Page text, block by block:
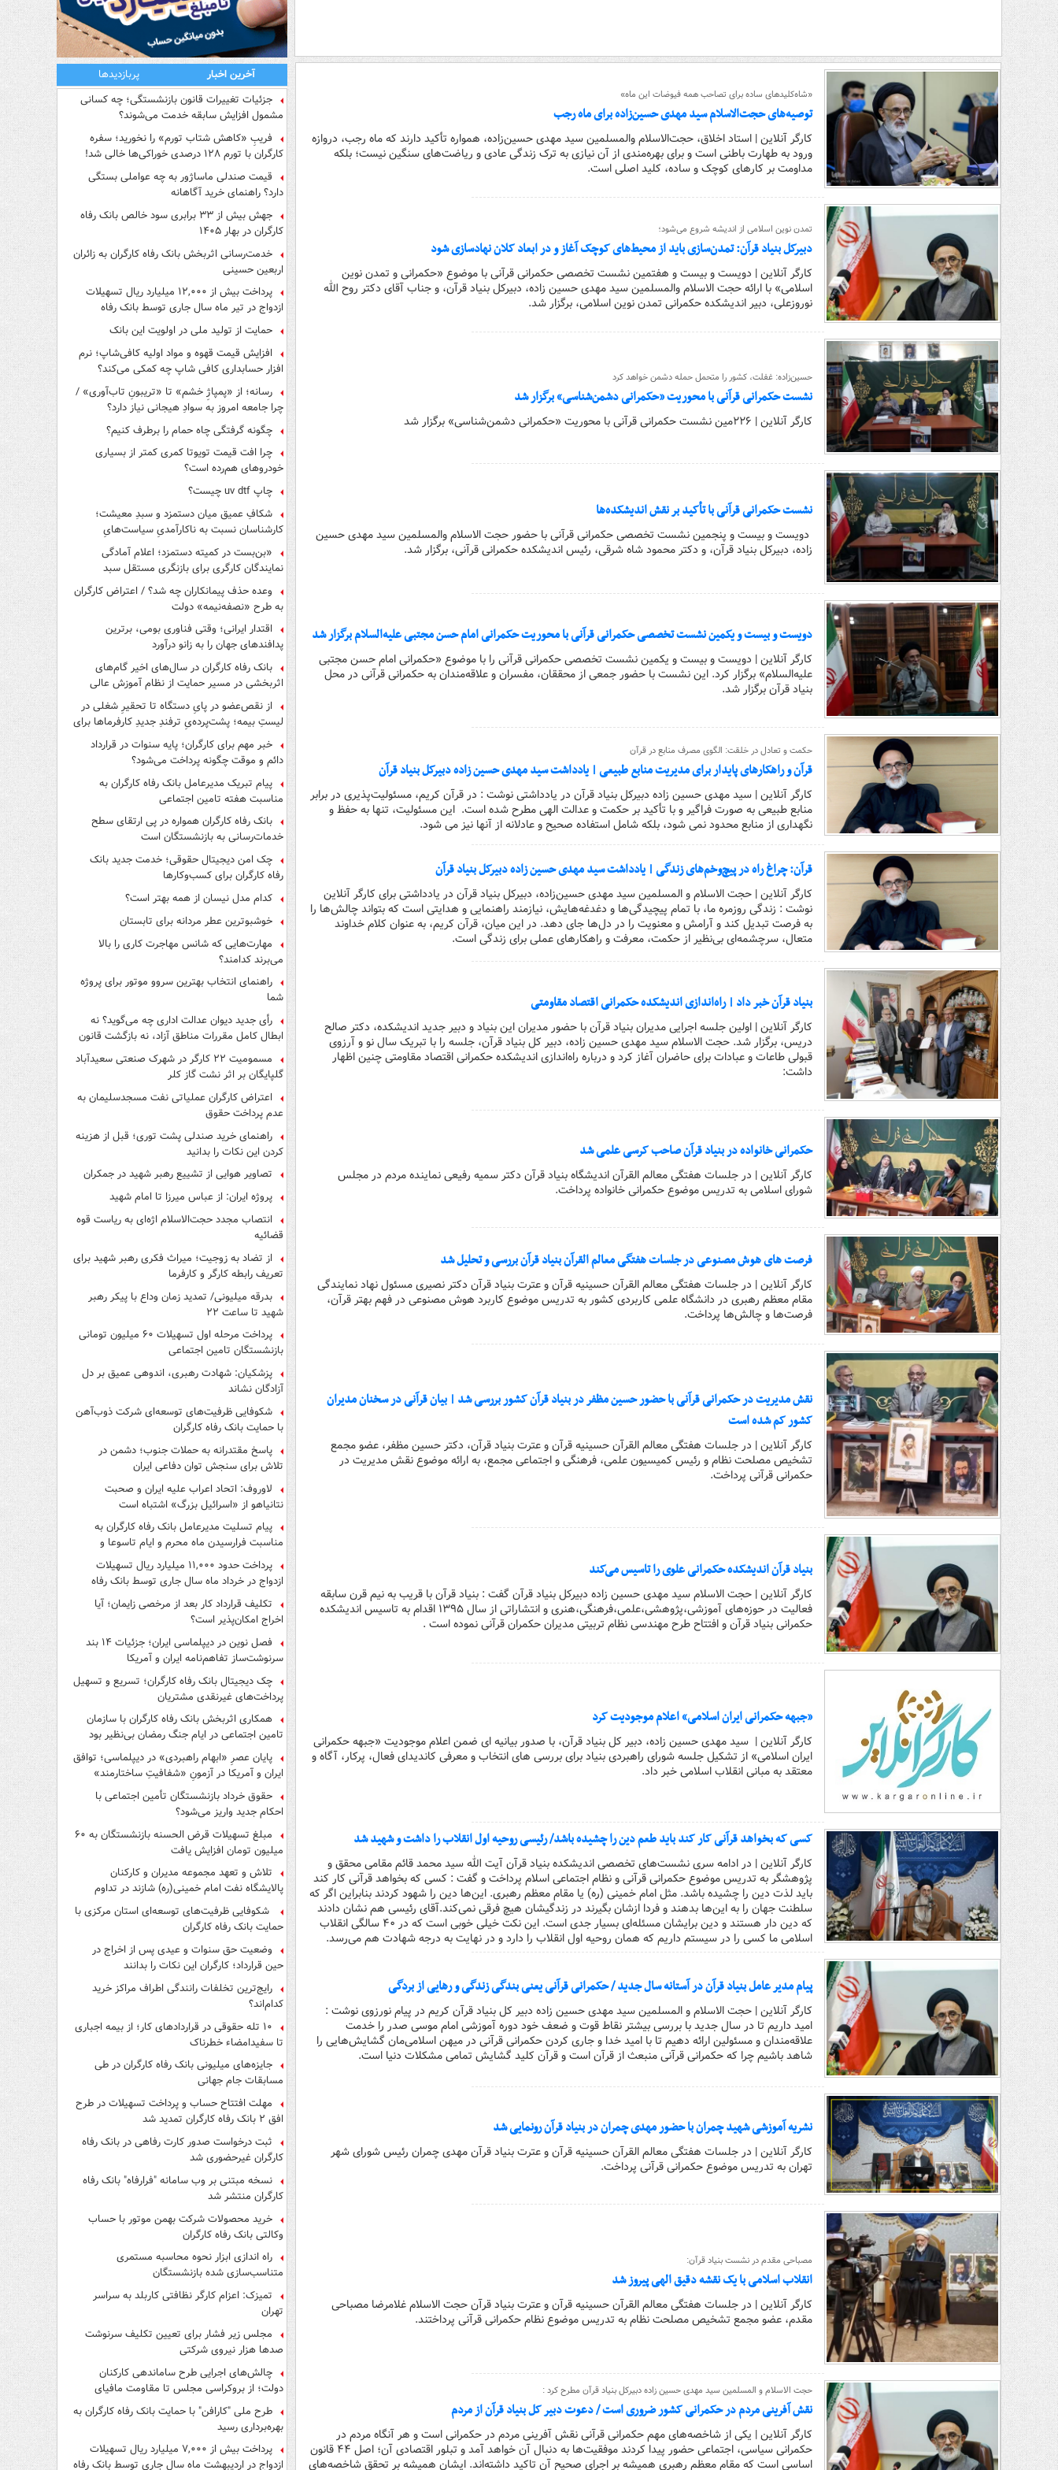
«شاه‌کلیدهای ساده برای تصاحب همه فیوضات این ماه»
توصیه‌های حجت‌الاسلام سید مهدی حسین‌زاده برای ماه رجب
کارگر آنلاین | استاد اخلاق، حجت‌الاسلام والمسلمین سید مهدی حسین‌زاده، همواره تأکید دارند که ماه رجب، دروازه
ورود به طهارت باطنی است و برای بهره‌مندی از آن نیازی به ترک زندگی عادی و ریاضت‌های سنگین نیست؛ بلکه
مداومت بر کارهای کوچک و ساده، کلید اصلی است.
تمدن نوین اسلامی از اندیشه شروع می‌شود؛
دبیرکل بنیاد قرآن: تمدن‌سازی باید از محیط‌های کوچک آغاز و در ابعاد کلان نهادسازی شود
کارگر آنلاین | دویست و بیست و هفتمین نشست تخصصی حکمرانی قرآنی با موضوع «حکمرانی و تمدن نوین
اسلامی» با ارائه حجت الاسلام والمسلمین سید مهدی حسین زاده، دبیرکل بنیاد قرآن، و جناب آقای دکتر روح الله
نوروزعلی، دبیر اندیشکده حکمرانی تمدن نوین اسلامی، برگزار شد.
حسین‌زاده: غفلت، کشور را متحمل حمله دشمن خواهد کرد
نشست حکمرانی قرآنی با محوریت «حکمرانی دشمن‌شناسی» برگزار شد
کارگر آنلاین | ۲۲۶مین نشست حکمرانی قرآنی با محوریت «حکمرانی دشمن‌شناسی» برگزار شد
نشست حکمرانی قرآنی با تأکید بر نقش اندیشکده‌ها
دویست و بیست و پنجمین نشست تخصصی حکمرانی قرآنی با حضور حجت الاسلام والمسلمین سید مهدی حسین
زاده، دبیرکل بنیاد قرآن، و دکتر محمود شاه شرقی، رئیس اندیشکده حکمرانی قرآنی، برگزار شد.
دویست و بیست و یکمین نشست تخصصی حکمرانی قرآنی با محوریت حکمرانی امام حسن مجتبی علیه‌السلام برگزار شد
کارگر آنلاین | دویست و بیست و یکمین نشست تخصصی حکمرانی قرآنی را با موضوع «حکمرانی امام حسن مجتبی
علیه‌السلام» برگزار کرد. این نشست با حضور جمعی از محققان، مفسران و علاقه‌مندان به حکمرانی قرآنی در محل
بنیاد قرآن برگزار شد.
حکمت و تعادل در خلقت: الگوی مصرف منابع در قرآن
قرآن و راهکارهای پایدار برای مدیریت منابع طبیعی | یادداشت سید مهدی حسین زاده دبیرکل بنیاد قرآن
کارگر آنلاین | سید مهدی حسین زاده دبیرکل بنیاد قرآن در یادداشتی نوشت : در قرآن کریم، مسئولیت‌پذیری در برابر
منابع طبیعی به صورت فراگیر و با تأکید بر حکمت و عدالت الهی مطرح شده است. این مسئولیت، تنها به حفظ و
نگهداری از منابع محدود نمی شود، بلکه شامل استفاده صحیح و عادلانه از آنها نیز می شود.
قرآن: چراغ راه در پیچ‌وخم‌های زندگی | یادداشت سید مهدی حسین زاده دبیرکل بنیاد قرآن
کارگر آنلاین | حجت الاسلام و المسلمین سید مهدی حسین‌زاده، دبیرکل بنیاد قرآن در یادداشتی برای کارگر آنلاین
نوشت : زندگی روزمره ما، با تمام پیچیدگی‌ها و دغدغه‌هایش، نیازمند راهنمایی و هدایتی است که بتواند چالش‌ها را
به فرصت تبدیل کند و آرامش و معنویت را در دل‌ها جای دهد. در این میان، قرآن کریم، به عنوان کلام خداوند
متعال، سرچشمه‌ای بی‌نظیر از حکمت، معرفت و راهکارهای عملی برای زندگی است.
بنیاد قرآن خبر داد | راه‌اندازی اندیشکده حکمرانی اقتصاد مقاومتی
کارگر آنلاین | اولین جلسه اجرایی مدیران بنیاد قرآن با حضور مدیران این بنیاد و دبیر جدید اندیشکده، دکتر صالح
دریس، برگزار شد. حجت الاسلام سید مهدی حسین زاده، دبیر کل بنیاد قرآن، جلسه را با تبریک سال نو و آرزوی
قبولی طاعات و عبادات برای حاضران آغاز کرد و درباره راه‌اندازی اندیشکده حکمرانی اقتصاد مقاومتی چنین اظهار
داشت:
حکمرانی خانواده در بنیاد قرآن صاحب کرسی علمی شد
کارگر آنلاین | در جلسات هفتگی معالم القرآن اندیشگاه بنیاد قرآن دکتر سمیه رفیعی نماینده مردم در مجلس
شورای اسلامی به تدریس موضوع حکمرانی خانواده پرداخت.
فرصت های هوش مصنوعی در جلسات هفتگی معالم القرآن بنیاد قرآن بررسی و تحلیل شد
کارگر آنلاین | در جلسات هفتگی معالم القرآن حسینیه قرآن و عترت بنیاد قرآن دکتر نصیری مسئول نهاد نمایندگی
مقام معظم رهبری در دانشگاه علمی کاربردی کشور به تدریس موضوع کاربرد هوش مصنوعی در فهم بهتر قرآن،
فرصت‌ها و چالش‌ها پرداخت.
نقش مدیریت در حکمرانی قرآنی با حضور حسین مظفر در بنیاد قرآن کشور بررسی شد | بیان قرآنی در سخنان مدیران
کشور کم شده است
کارگر آنلاین | در جلسات هفتگی معالم القرآن حسینیه قرآن و عترت بنیاد قرآن، دکتر حسین مظفر، عضو مجمع
تشخیص مصلحت نظام و رئیس کمیسیون علمی، فرهنگی و اجتماعی مجمع، به ارائه موضوع نقش مدیریت در
حکمرانی قرآنی پرداخت.
بنیاد قرآن اندیشکده حکمرانی علوی را تاسیس می‌کند
کارگر آنلاین | حجت الاسلام سید مهدی حسین زاده دبیرکل بنیاد قرآن گفت : بنیاد قرآن با قریب به نیم قرن سابقه
فعالیت در حوزه‌های آموزشی،پژوهشی،علمی،فرهنگی،هنری و انتشاراتی از سال ۱۳۹۵ اقدام به تاسیس اندیشکده
حکمرانی بنیاد قرآن و افتتاح طرح مهندسی نظام تربیتی مدیران حکمران قرآنی نموده است .
«جبهه حکمرانی ایران اسلامی» اعلام موجودیت کرد
کارگر آنلاین | سید مهدی حسین زاده، دبیر کل بنیاد قرآن، با صدور بیانیه ای ضمن اعلام موجودیت «جبهه حکمرانی
ایران اسلامی» از تشکیل جلسه شورای راهبردی بنیاد برای بررسی های انتخاب و معرفی کاندیدای فعال، پرکار، آگاه و
معتقد به مبانی انقلاب اسلامی خبر داد.
کسی که بخواهد قرآنی کار کند باید طعم دین را چشیده باشد/ رئیسی روحیه اول انقلاب را داشت و شهید شد
کارگر آنلاین | در ادامه سری نشست‌های تخصصی اندیشکده بنیاد قرآن آیت الله سید محمد قائم مقامی محقق و
پژوهشگر به تدریس موضوع حکمرانی قرآنی و نظام اجتماعی اسلام پرداخت و گفت : کسی که بخواهد قرآنی کار کند
باید لذت دین را چشیده باشد. مثل امام خمینی (ره) یا مقام معظم رهبری. این‌ها دین را شهود کردند بنابراین اگر که
سلطنت جهان را به این‌ها بدهند و فردا ازشان بگیرند در زندگیشان هیچ فرقی نمی‌کند.آقای رئیسی هم نشان دادند
که دین دار هستند و دین برایشان مسئله‌ای بسیار جدی است. این نکت خیلی خوبی است که در ۴۰ سالگی انقلاب
اسلامی ما کسی را در سیستم داریم که همان روحیه اول انقلاب را دارد و در نهایت به درجه شهادت هم می‌رسد.
پیام مدیر عامل بنیاد قرآن در آستانه سال جدید / حکمرانی قرآنی یعنی بندگی زندگی و رهایی از بردگی
کارگر آنلاین | حجت الاسلام و المسلمین سید مهدی حسین زاده دبیر کل بنیاد قرآن کریم در پیام نورزوی نوشت :
امید داریم تا در سال جدید با بررسی بیشتر نقاط قوت و ضعف خود دوره آموزشی امام موسی صدر را خدمت
علاقه‌مندان و مسئولین ارائه دهیم تا با امید خدا و جاری کردن حکمرانی قرآنی در میهن اسلامی‌مان گشایش‌هایی را
شاهد باشیم چرا که حکمرانی قرآنی منبعث از قرآن است و قرآن کلید گشایش تمامی مشکلات دنیا است.
نشریه آموزشی شهید چمران با حضور مهدی چمران در بنیاد قرآن رونمایی شد
کارگر آنلاین | در جلسات هفتگی معالم القرآن حسینیه قرآن و عترت بنیاد قرآن مهدی چمران رئیس شورای شهر
تهران به تدریس موضوع حکمرانی قرآنی پرداخت.
مصباحی مقدم در نشست بنیاد قرآن:
انقلاب اسلامی با یک نقشه دقیق الهی پیروز شد
کارگر آنلاین | در جلسات هفتگی معالم القرآن حسینیه قرآن و عترت بنیاد قرآن حجت الاسلام غلامرضا مصباحی
مقدم، عضو مجمع تشخیص مصلحت نظام به تدریس موضوع نظام حکمرانی قرآنی پرداختند.
حجت الاسلام و المسلمین سید مهدی حسین زاده دبیرکل بنیاد قرآن مطرح کرد :
نقش آفرینی مردم در حکمرانی کشور ضروری است / دعوت دبیر کل بنیاد قرآن از مردم
کارگر آنلاین | یکی از شاخصه‌های مهم حکمرانی قرآنی نقش آفرینی مردم در حکمرانی است و هر آنگاه مردم در
حکمرانی سیاسی، اجتماعی حضور پیدا کردند موفقیت‌ها به دنبال آن خواهد آمد و تبلور اقتصادی آن؛ اصل ۴۴ قانون
اساسی است که مقام معظم رهبری همیشه بر اجرای صحیح آن تاکید داشته‌اند. ایشان همیشه بر تحقق شاخصه‌های
آخرین اخبار
پربازدیدها
جزئیات تغییرات قانون بازنشستگی؛ چه کسانی
مشمول افزایش سابقه خدمت می‌شوند؟
فریبِ «کاهش شتاب تورم» را نخورید؛ سفره
کارگران با تورم ۱۲۸ درصدی خوراکی‌ها خالی شد!
قیمت صندلی ماساژور به چه عواملی بستگی
دارد؟ راهنمای خرید آگاهانه
جهش بیش از ۳۳ برابری سود خالص بانک رفاه
کارگران در بهار ۱۴۰۵
خدمت‌رسانی اثربخش بانک رفاه کارگران به زائران
اربعین حسینی
پرداخت بیش از ۱۲,۰۰۰ میلیارد ریال تسهیلات
ازدواج در تیر ماه سال جاری توسط بانک رفاه
کارگران
حمایت از تولید ملی در اولویت این بانک
افزایش قیمت قهوه و مواد اولیه کافی‌شاپ؛ نرم
افزار حسابداری کافی شاپ چه کمکی می‌کند؟
رسانه؛ از «پمپاژِ خشم» تا «تریبونِ تاب‌آوری» /
چرا جامعه امروز به سوادِ هیجانی نیاز دارد؟
چگونه گرفتگی چاه حمام را برطرف کنیم؟
چرا افت قیمت تویوتا کمری کمتر از بسیاری
خودروهای هم‌رده است؟
چاپ uv dtf چیست؟
شکافِ عمیق میان دستمزد و سبدِ معیشت؛
کارشناسان نسبت به ناکارآمدیِ سیاست‌هایِ
حمایتی هشدار دادند
«بن‌بست در کمیته دستمزد؛ اعلام آمادگی
نمایندگان کارگری برای بازنگری مستقل سبد
وعده حذف پیمانکاران چه شد؟ / اعتراض کارگران
به طرح «نصفه‌نیمه» دولت
اقتدار ایرانی؛ وقتی فناوری بومی، برترین
پدافندهای جهان را به زانو درآورد
بانک رفاه کارگران در سال‌های اخیر گام‌های
اثربخشی در مسیر حمایت از نظام آموزش عالی
برداشته است
از نقص‌عضو در پایِ دستگاه تا تحقیرِ شغلی در
لیستِ بیمه؛ پشت‌پرده‌یِ ترفندِ جدیدِ کارفرماها برای
فرار از قانون چیست؟
خبر مهم برای کارگران؛ پایه سنوات در قرارداد
دائم و موقت چگونه پرداخت می‌شود؟
پیام تبریک مدیرعامل بانک رفاه کارگران به
مناسبت هفته تامین اجتماعی
بانک رفاه کارگران همواره در پی ارتقای سطح
خدمات‌رسانی به بازنشستگان است
چک امن دیجیتال حقوقی؛ خدمت جدید بانک
رفاه کارگران برای کسب‌وکارها
کدام مدل نیسان از همه بهتر است؟
خوشبوترین عطر مردانه برای تابستان
مهارت‌هایی که شانس مهاجرت کاری را بالا
می‌برند کدامند؟
راهنمای انتخاب بهترین سروو موتور برای پروژه
شما
رأی جدید دیوان عدالت اداری چه می‌گوید؟ نه
ابطال کامل مقررات مناطق آزاد، نه بازگشت قانون
مسمومیت ۲۲ کارگر در شهرک صنعتی سعیدآباد
گلپایگان بر اثر نشت گاز کلر
اعتراض کارگران عملیاتی نفت مسجدسلیمان به
عدم پرداخت حقوق
راهنمای خرید صندلی پشت توری؛ قبل از هزینه
کردن این نکات را بدانید
تصاویر هوایی از تشییع رهبر شهید در جمکران
پروژه ایران: از عباس میرزا تا امام شهید
انتصاب مجدد حجت‌الاسلام اژه‌ای به ریاست قوه‌
قضائیه
از تضاد به زوجیت؛ میراث فکری رهبر شهید برای
تعریف رابطه کارگر و کارفرما
بدرقه میلیونی/ تمدید زمان وداع با پیکر رهبر
شهید تا ساعت ۲۲
پرداخت مرحله اول تسهیلات ۶۰ میلیون تومانی
بازنشستگان تامین اجتماعی
پزشکیان: شهادت رهبری، اندوهی عمیق بر دل
آزادگان نشاند
شکوفایی ظرفیت‌های توسعه‌ای شرکت ذوب‌آهن
با حمایت‌ بانک رفاه کارگران
پاسخ مقتدرانه به حملات جنوب؛ دشمن در
تلاش برای سنجش توان دفاعی ایران
لاوروف: اتحاد اعراب علیه ایران و صحبت
نتانیاهو از «اسرائیل بزرگ» اشتباه است
پیام تسلیت مدیرعامل بانک رفاه کارگران به
مناسبت فرارسیدن ماه محرم و ایام تاسوعا و
عاشورای حسینی
پرداخت حدود ۱۱,۰۰۰ میلیارد ریال تسهیلات
ازدواج در خرداد ماه سال جاری توسط بانک رفاه
کارگران
تکلیف قرارداد کار بعد از مرخصی زایمان؛ آیا
اخراج امکان‌پذیر است؟
فصل نوین در دیپلماسی ایران؛ جزئیات ۱۴ بند
سرنوشت‌ساز تفاهم‌نامه ایران و آمریکا
چک دیجیتال بانک رفاه کارگران؛ تسریع و تسهیل
پرداخت‌های غیرنقدی مشتریان
همکاری اثربخش بانک رفاه کارگران با سازمان
تامین اجتماعی در ایام جنگ رمضان بی‌نظیر بود
پایان عصرِ «ابهام راهبردی» در دیپلماسی؛ توافق
ایران و آمریکا در آزمونِ «شفافیتِ ساختارمند»
حقوق خرداد بازنشستگان تأمین اجتماعی با
احکام جدید واریز می‌شود؟
مبلغ تسهیلات قرض الحسنه بازنشستگان به ۶۰
میلیون تومان افزایش یافت
تلاش و تعهد مجموعه مدیران و کارکنان
پالایشگاه نفت امام خمینی(ره) شازند در تداوم
تولید در ایام جنگ رمضان، شایسته قدردانی است
شکوفایی ظرفیت‌های توسعه‌ای استان مرکزی با
حمایت بانک رفاه کارگران
وضعیت حق سنوات و عیدی پس از اخراج در
حین قرارداد؛ کارگران این نکات را بدانند
رایج‌ترین تخلفات رانندگی اطراف مراکز خرید
کدام‌اند؟
۱۰ تله حقوقی در قراردادهای کار؛ از بیمه اجباری
تا سفیدامضاء خطرناک
جایزه‌های میلیونی بانک رفاه کارگران در طی
مسابقات جام جهانی
مهلت افتتاح حساب و پرداخت تسهیلات در طرح
افق ۲ بانک رفاه کارگران تمدید شد
ثبت درخواست صدور کارت رفاهی در بانک رفاه
کارگران غیرحضوری شد
نسخه مبتنی بر وب سامانه "فرارفاه" بانک رفاه
کارگران منتشر شد
خرید محصولات شرکت بهمن موتور با حساب
وکالتی بانک رفاه کارگران
راه اندازی ابزار نحوه محاسبه مستمری
متناسب‌سازی شده بازنشستگان
تمیزک: اعزام کارگر نظافتی کاربلد به سراسر
تهران
مجلس زیر فشار برای تعیین تکلیف سرنوشت
صدها هزار نیروی شرکتی
چالش‌های اجرایی طرح ساماندهی کارکنان
دولت؛ از بروکراسی مجلس تا مقاومت مافیای
واسطه‌گری
طرح ملی "کارافن" با حمایت بانک رفاه کارگران به
بهره‌برداری رسید
پرداخت بیش از ۷,۰۰۰ میلیارد ریال تسهیلات
ازدواج در اردیبهشت ماه سال جاری توسط بانک رفاه